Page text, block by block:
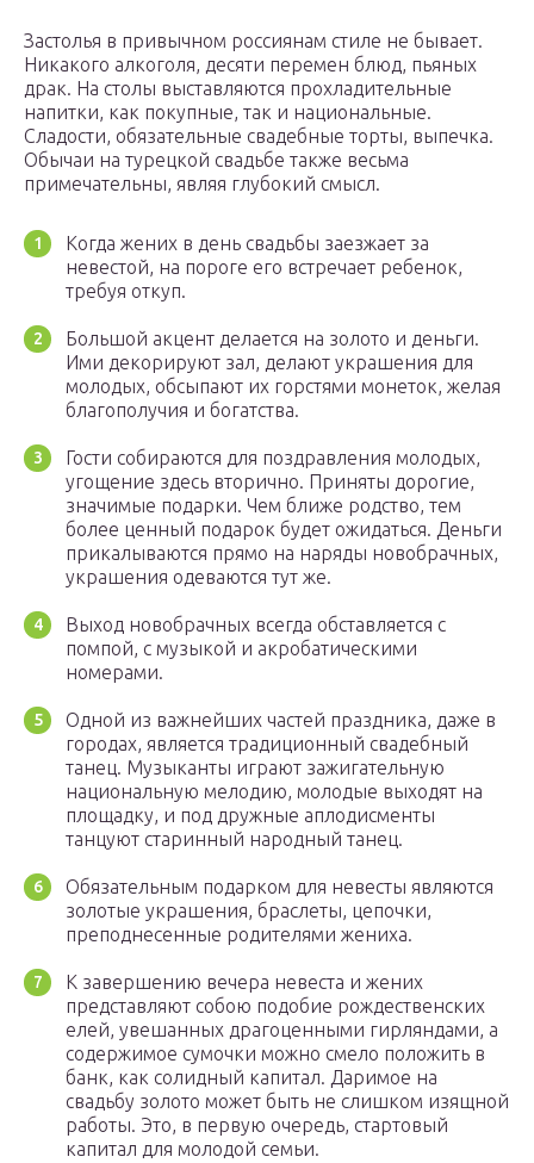
Застолья в привычном россиянам стиле не бывает.
Никакого алкоголя, десяти перемен блюд, пьяных
драк. На столы выставляются прохладительные
напитки, как покупные, так и национальные.
Сладости, обязательные свадебные торты, выпечка.
Обычаи на турецкой свадьбе также весьма
примечательны, являя глубокий смысл.
Когда жених в день свадьбы заезжает за
невестой, на пороге его встречает ребенок,
требуя откуп.
Большой акцент делается на золото и деньги.
Ими декорируют зал, делают украшения для
молодых, обсыпают их горстями монеток, желая
благополучия и богатства.
Гости собираются для поздравления молодых,
угощение здесь вторично. Приняты дорогие,
значимые подарки. Чем ближе родство, тем
более ценный подарок будет ожидаться. Деньги
прикалываются прямо на наряды новобрачных,
украшения одеваются тут же.
Выход новобрачных всегда обставляется с
помпой, с музыкой и акробатическими
номерами.
Одной из важнейших частей праздника, даже в
городах, является традиционный свадебный
танец. Музыканты играют зажигательную
национальную мелодию, молодые выходят на
площадку, и под дружные аплодисменты
танцуют старинный народный танец.
Обязательным подарком для невесты являются
золотые украшения, браслеты, цепочки,
преподнесенные родителями жениха.
К завершению вечера невеста и жених
представляют собою подобие рождественских
елей, увешанных драгоценными гирляндами, а
содержимое сумочки можно смело положить в
банк, как солидный капитал. Даримое на
свадьбу золото может быть не слишком изящной
работы. Это, в первую очередь, стартовый
капитал для молодой семьи.